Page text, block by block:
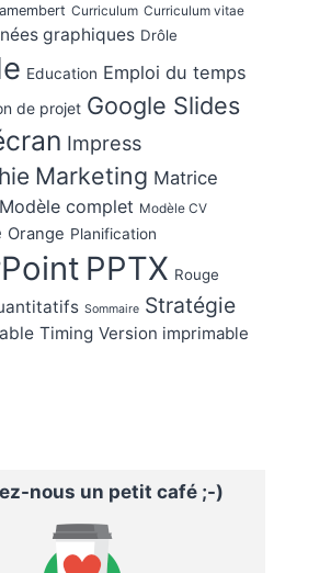
Curriculum Curriculum vitae
graphiques Drôle
Education Emploi du temps
de projet Google Slides
Impress
Marketing Matrice
Modèle complet Modèle CV
Orange Planification
PPTX Rouge
Sommaire Stratégie
Timing Version imprimable
nous un petit café ;-)